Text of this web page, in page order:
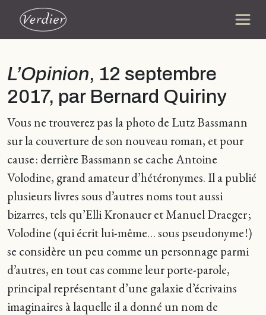
L’Opinion, 12 septembre
2017, par Bernard Quiriny
Vous ne trouverez pas la photo de Lutz Bassmann
sur la couverture de son nouveau roman, et pour
cause : derrière Bassmann se cache Antoine
Volodine, grand amateur d’hétéronymes. Il a publié
plusieurs livres sous d’autres noms tout aussi
bizarres, tels qu’Elli Kronauer et Manuel Draeger ;
Volodine (qui écrit lui-même… sous pseudonyme !)
se considère un peu comme un personnage parmi
d’autres, en tout cas comme leur porte-parole,
principal représentant d’une galaxie d’écrivains
imaginaires à laquelle il a donné un nom de